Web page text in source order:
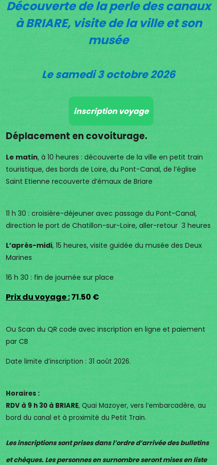
Découverte de la perle des canaux
à BRIARE, visite de la ville et son
musée
Le samedi 3 octobre 2026
inscription voyage
Déplacement en covoiturage.
Le matin, à 10 heures : découverte de la ville en petit train
touristique, des bords de Loire, du Pont-Canal, de l’église
Saint Etienne recouverte d’émaux de Briare
11 h 30 : croisière-déjeuner avec passage du Pont-Canal,
direction le port de Chatillon-sur-Loire, aller-retour 3 heures
L’après-midi, 15 heures, visite guidée du musée des Deux
Marines
16 h 30 : fin de journée sur place
Prix du voyage :71.50 €
Ou Scan du QR code avec inscription en ligne et paiement
par CB
Date limite d’inscription : 31 août 2026.
Horaires :
RDV à 9 h 30 à BRIARE, Quai Mazoyer, vers l’embarcadère, au
bord du canal et à proximité du Petit Train.
Les inscriptions sont prises dans l’ordre d’arrivée des bulletins
et chèques. Les personnes en surnombre seront mises en liste